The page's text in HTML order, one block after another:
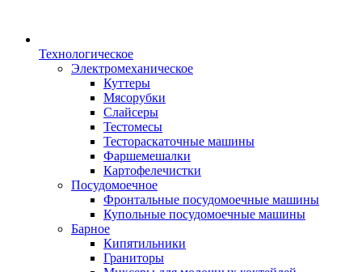
Технологическое
Электромеханическое
Куттеры
Мясорубки
Слайсеры
Тестомесы
Тестораскаточные машины
Фаршемешалки
Картофелечистки
Посудомоечное
Фронтальные посудомоечные машины
Купольные посудомоечные машины
Барное
Кипятильники
Граниторы